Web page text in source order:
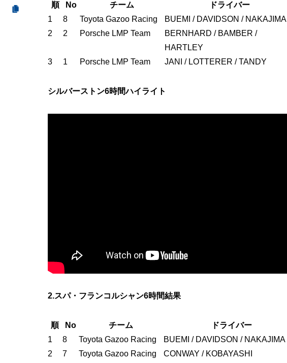
順 No チーム ドライバー
1
8 Toyota Gazoo Racing BUEMI / DAVIDSON / NAKAJIMA
2
2 Porsche LMP Team
BERNHARD / BAMBER /
HARTLEY
3 1 Porsche LMP Team JANI / LOTTERER / TANDY
シルバーストン6時間ハイライト
2.スパ・フランコルシャン6時間結果
順 No チーム ドライバー
1
8 Toyota Gazoo Racing BUEMI / DAVIDSON / NAKAJIMA
2
7 Toyota Gazoo Racing CONWAY / KOBAYASHI